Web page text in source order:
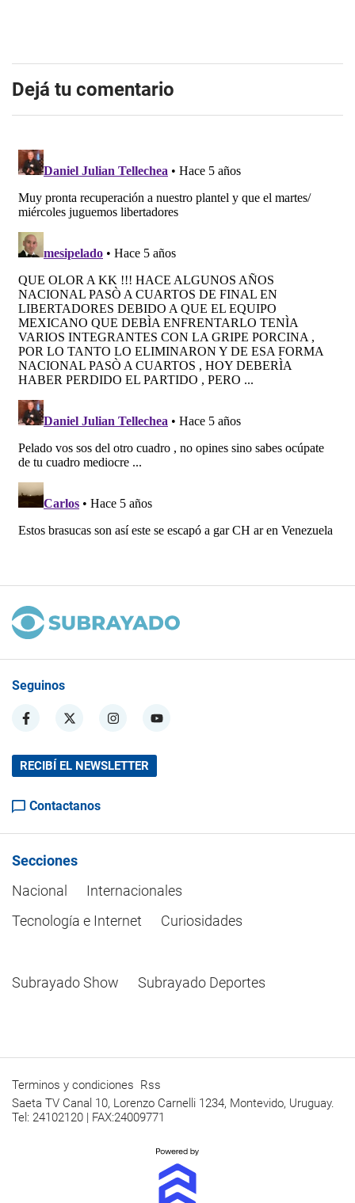
Dejá tu comentario
Seguinos
RECIBÍ EL NEWSLETTER
Contactanos
Secciones
Nacional
Internacionales
Tecnología e Internet
Curiosidades
Subrayado Show Subrayado Deportes
Terminos y condiciones Rss
Saeta TV Canal 10, Lorenzo Carnelli 1234, Montevido, Uruguay.
Tel: 24102120 | FAX:24009771